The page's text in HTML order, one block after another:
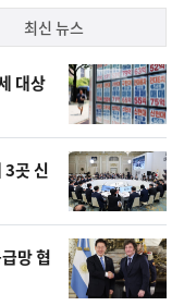
최신 뉴스
대상
곳 신
망 협